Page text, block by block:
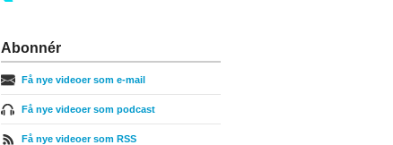
Abonnér
Få nye videoer som e-mail
Få nye videoer som podcast
Få nye videoer som RSS